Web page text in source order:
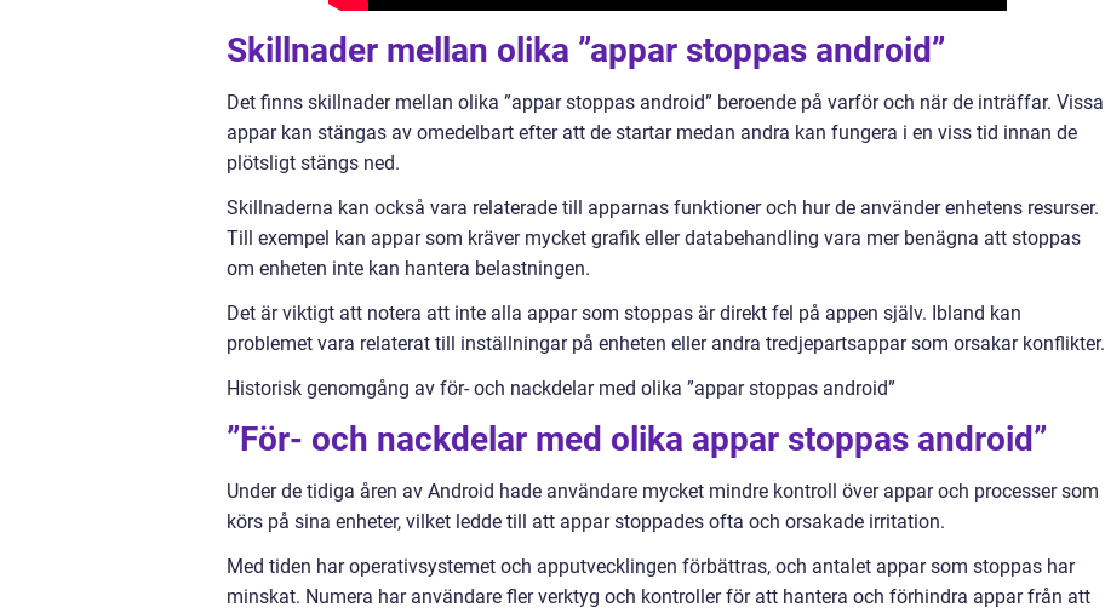
Skillnader mellan olika ”appar stoppas android”
Det finns skillnader mellan olika ”appar stoppas android” beroende på varför och när de inträffar. Vissa
appar kan stängas av omedelbart efter att de startar medan andra kan fungera i en viss tid innan de
plötsligt stängs ned.
Skillnaderna kan också vara relaterade till apparnas funktioner och hur de använder enhetens resurser.
Till exempel kan appar som kräver mycket grafik eller databehandling vara mer benägna att stoppas
om enheten inte kan hantera belastningen.
Det är viktigt att notera att inte alla appar som stoppas är direkt fel på appen själv. Ibland kan
problemet vara relaterat till inställningar på enheten eller andra tredjepartsappar som orsakar konflikter.
Historisk genomgång av för- och nackdelar med olika ”appar stoppas android”
”För- och nackdelar med olika appar stoppas android”
Under de tidiga åren av Android hade användare mycket mindre kontroll över appar och processer som
körs på sina enheter, vilket ledde till att appar stoppades ofta och orsakade irritation.
Med tiden har operativsystemet och apputvecklingen förbättras, och antalet appar som stoppas har
minskat. Numera har användare fler verktyg och kontroller för att hantera och förhindra appar från att